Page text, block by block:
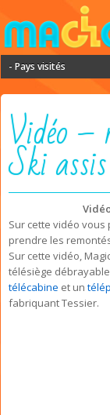
- Pays visités
Vidéo –
Ski assis
Sur cette vidéo
prendre les
Sur cette vidéo,
télésiège
télécabine et un
fabriquant Tessier.